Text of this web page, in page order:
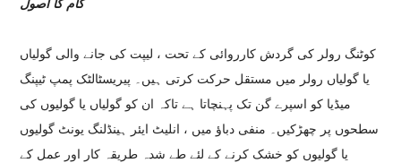
کام کا اصول
کوٹنگ رولر کی گردش کارروائی کے تحت ، لیپت کی جانے والی گولیاں
یا گولیاں رولر میں مستقل حرکت کرتی ہیں۔ پیریسٹالٹک پمپ ٹیپنگ
میڈیا کو اسپرے گن تک پہنچاتا ہے تاکہ ان کو گولیاں یا گولیوں کی
سطحوں پر چھڑکیں۔ منفی دباؤ میں ، انلیٹ ایئر ہینڈلنگ یونٹ گولیوں
یا گولیوں کو خشک کرنے کے لئے طے شدہ طریقہ کار اور عمل کے